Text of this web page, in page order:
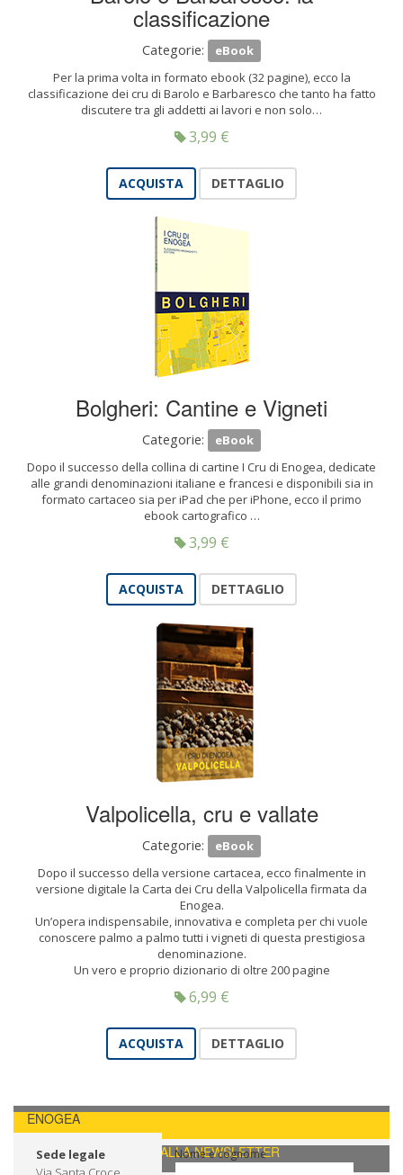
classificazione
Categorie:
eBook
Per la prima volta in formato ebook (32 pagine), ecco la
classificazione dei cru di Barolo e Barbaresco che tanto ha fatto
discutere tra gli addetti ai lavori e non solo…
3,99 €
ACQUISTA DETTAGLIO
Bolgheri: Cantine e Vigneti
Categorie:
eBook
Dopo il successo della collina di cartine I Cru di Enogea, dedicate
alle grandi denominazioni italiane e francesi e disponibili sia in
formato cartaceo sia per iPad che per iPhone, ecco il primo
ebook cartografico …
3,99 €
ACQUISTA DETTAGLIO
Valpolicella, cru e vallate
Categorie:
eBook
Dopo il successo della versione cartacea, ecco finalmente in
versione digitale la Carta dei Cru della Valpolicella firmata da
Enogea.
Un’opera indispensabile, innovativa e completa per chi vuole
conoscere palmo a palmo tutti i vigneti di questa prestigiosa
denominazione.
Un vero e proprio dizionario di oltre 200 pagine
6,99 €
ACQUISTA DETTAGLIO
ENOGEA
CONTATTI / ISCRIVITI ALLA NEWSLETTER
Sede legale
Nome e cognome